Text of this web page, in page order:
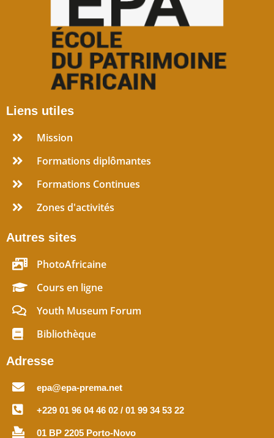
Liens utiles
Mission
Formations diplômantes
Formations Continues
Zones d'activités
Autres sites
PhotoAfricaine
Cours en ligne
Youth Museum Forum
Bibliothèque
Adresse
epa@epa-prema.net
+229 01 96 04 46 02 / 01 99 34 53 22
01 BP 2205 Porto-Novo